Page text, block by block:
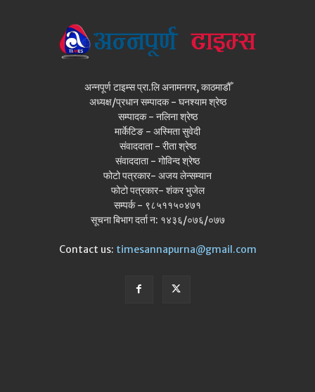
अन्नपूर्ण टाइम्स प्रा.लि अनामनगर, काठमाडौँ
अध्यक्ष/प्रधान सम्पादक - घनश्याम श्रेष्ठ
सम्पादक - नलिना श्रेष्ठ
मार्केटिङ - अस्मिता सुवेदी
संवाददाता - रीता श्रेष्ठ
संवाददाता - गोविन्द श्रेष्ठ
फोटो पत्रकार- अजय लेन्सम्यान
फोटो पत्रकार- शंकर भुजेल
सम्पर्क - ९८५११५०४७१
सूचना बिभाग दर्ता न: १४३६/०७६/०७७
Contact us: timesannapurna@gmail.com